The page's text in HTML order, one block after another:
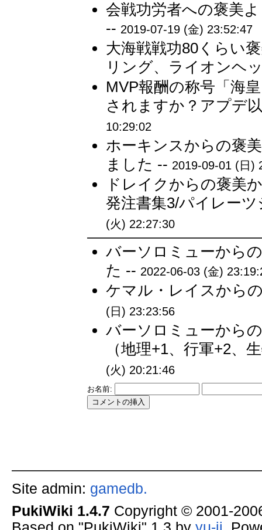
会戦功労者への褒美
-- 2019-07-19 (金) 23:52:47
大海戦戦功80くらい
リング、ライオンヘ
MVP報酬の称号「海
されますか？アプデ
10:29:02
ホーキンスからの褒
ました -- 2019-09-01 (日)
ドレイクからの褒美
発注書集3/パイレー
(火) 22:27:30
バーソロミューから
た -- 2022-06-03 (金)
ケマル・レイスから
(日) 23:23:56
バーソロミューから
（地理+1、行軍+2、
(火) 20:21:46
お名前:
Site admin: gamedb.
PukiWiki 1.4.7 Copyright © 2001-